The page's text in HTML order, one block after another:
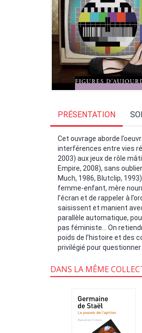
PRÉSENTATION
Cet ouvrage aborde
interférences entre vies
2003) aux jeux de rôle
Empire, 2008), sans
Much, 1986, Blutclip,
femme-enfant, mère
l’écran et de rappeler à
saisissent et manient
parallèle automatique,
pas féministe… On
poids de l’histoire et des
privilégié pour
DANS LA MÊME